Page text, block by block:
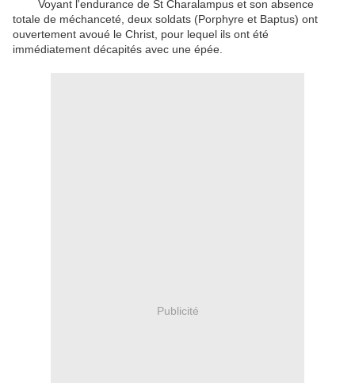
Voyant l'endurance de St Charalampus et son absence
totale de méchanceté deux soldats (Porphyre et Baptus) ont
ouvertement avoué le Christ pour lequel ils ont été
immédiatement décapités avec une épée
Publicité